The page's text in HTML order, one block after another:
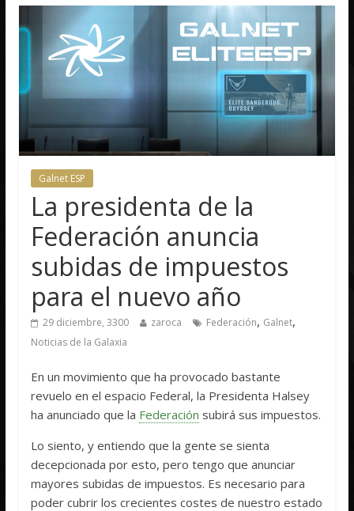
Galnet ESP
La presidenta de la
Federación anuncia
subidas de impuestos
para el nuevo año
29 diciembre, 3300 zaroca Federación, Galnet,
Noticias de la Galaxia
En un movimiento que ha provocado bastante
revuelo en el espacio Federal, la Presidenta Halsey
ha anunciado que la Federación subirá sus impuestos.
Lo siento, y entiendo que la gente se sienta
decepcionada por esto, pero tengo que anunciar
mayores subidas de impuestos. Es necesario para
poder cubrir los crecientes costes de nuestro estado